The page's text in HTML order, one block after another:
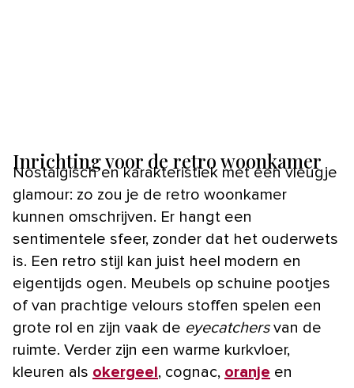
Inrichting voor de retro woonkamer
Nostalgisch en karakteristiek met een vleugje
glamour: zo zou je de retro woonkamer
kunnen omschrijven. Er hangt een
sentimentele sfeer, zonder dat het ouderwets
is. Een retro stijl kan juist heel modern en
eigentijds ogen. Meubels op schuine pootjes
of van prachtige velours stoffen spelen een
grote rol en zijn vaak de eyecatchersvan de
ruimte. Verder zijn een warme kurkvloer,
kleuren als okergeel , cognac, oranje en